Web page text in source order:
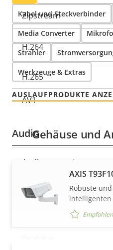
Eigentumsbeschreibung
Zipstream
H.264
H.265
AV1
Audio
Eigentumsbeschreibung
Audiounterstützung
Netzwerk
Eigentumsbeschreibung
Kabel und Steckverbinder
Media Converter
Strahler
Werkzeuge & Extras
AUSLAUFPRODUKTE
Gehäuse und
AXIS
Robuste
intelligenten